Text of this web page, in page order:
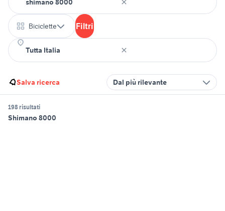
Biciclette Filtri
Salva ricerca Dal più rilevante
198 risultati
Shimano 8000